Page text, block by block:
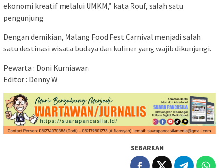
ekonomi kreatif melalui UMKM,” kata Rouf, salah satu
pengunjung.
Dengan demikian, Malang Food Fest Carnival menjadi salah
satu destinasi wisata budaya dan kuliner yang wajib dikunjungi.
Pewarta : Doni Kurniawan
Editor : Denny W
SEBARKAN